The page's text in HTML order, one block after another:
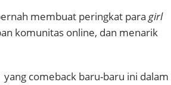
membuat peringkat para girl
komunitas online, dan menarik
comeback baru-baru ini dalam